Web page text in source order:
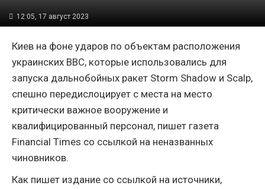
12:05, 17 август 2023
Киев на фоне ударов по объектам расположения
украинских ВВС, которые использовались для
запуска дальнобойных ракет Storm Shadow и Scalp,
спешно передислоцирует с места на место
критически важное вооружение и
квалифицированный персонал, пишет газета
Financial Times со ссылкой на неназванных
чиновников.
Как пишет издание со ссылкой на источники,